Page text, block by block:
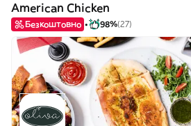
American Chicken
Безкоштовно 98%(27)